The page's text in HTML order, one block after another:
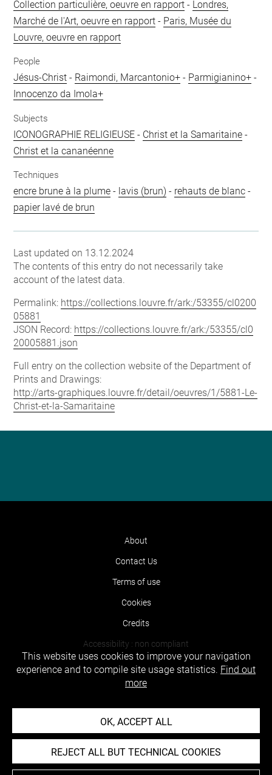
Collection particulière, oeuvre en rapport - Londres,
Marché de l'Art, oeuvre en rapport - Paris, Musée du
Louvre, oeuvre en rapport
People
Jésus-Christ - Raimondi, Marcantonio+ - Parmigianino+ -
Innocenzo da Imola+
Subjects
ICONOGRAPHIE RELIGIEUSE - Christ et la Samaritaine -
Christ et la cananéenne
Techniques
encre brune à la plume - lavis (brun) - rehauts de blanc -
papier lavé de brun
Last updated on 13.12.2024
The contents of this entry do not necessarily take
account of the latest data.
Permalink: https://collections.louvre.fr/ark:/53355/cl0200
05881
JSON Record: https://collections.louvre.fr/ark:/53355/cl0
20005881.json
Full entry on the collection website of the Department of
Prints and Drawings:
http://arts-graphiques.louvre.fr/detail/oeuvres/1/5881-Le-
Christ-et-la-Samaritaine
About
Contact Us
Terms of use
Cookies
Credits
Accessibility : non compliant
This website uses cookies to improve your navigation
experience and to compile site usage statistics. Find out
more
OK, ACCEPT ALL
REJECT ALL BUT TECHNICAL COOKIES